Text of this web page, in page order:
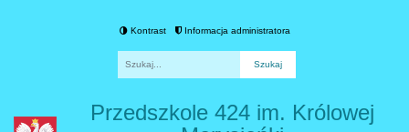
Kontrast Informacja administratora
Przedszkole 424 im. Królowej